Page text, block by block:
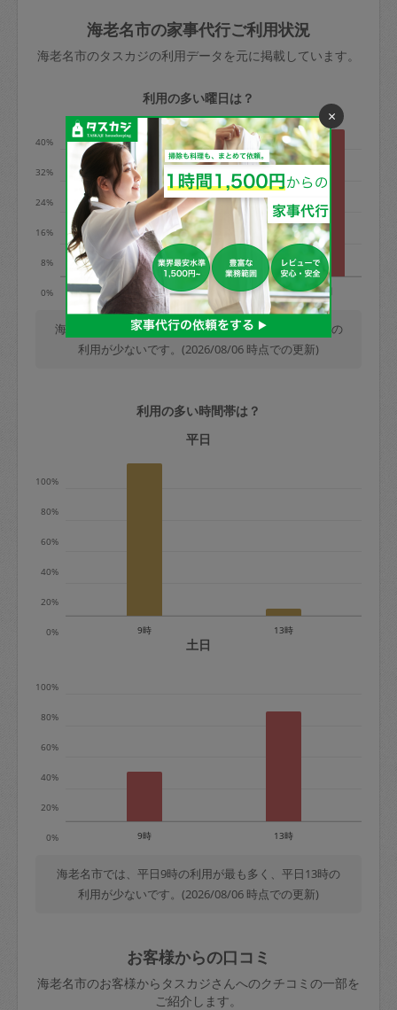
依頼者不在による当日キャンセル＝依頼
金額の100%＋交通費全額
※例：依頼日時／土曜日午前9時開始の場
合、水曜日午前9時以降はキャンセル料が
発生
水曜日9時〜金曜日9時まで＝依頼料金の
50%
金曜日9時～土曜日8時まで＝依頼金額の
100%
土曜日8時〜実施時間＝依頼金額の100%
＋交通費全額
依頼者不在による当日キャンセル＝依頼
金額の100%＋交通費全額
定期契約をキャンセルする場合、毎週定
期は月2回まで隔週定期は月1回までキャ
ンセル料は発生しません。それ以上はキ
※キャンセル料金の設定について：
相当で料金設定されています。
きた場合は損害保険の対象外となるので
ご注意ください。
玉、など
あわせてこちらも参照ください：初めて
はありますか？
海老名市の家事代行ご利用状況
海老名市のタスカジの利用データを元に掲載しています。
利用の多い曜日は？
0%
8%
16%
24%
32%
40%
火 水 木 金 土 日
海老名市では、毎週日曜日の利用が最も多く、土曜日の
利用が少ないです。(2026/08/06 時点での更新)
利用の多い時間帯は？
平日
0%
20%
40%
60%
80%
100%
9時 13時
土日
0%
20%
40%
60%
80%
100%
9時 13時
海老名市では、平日9時の利用が最も多く、平日13時の
利用が少ないです。(2026/08/06 時点での更新)
お客様からの口コミ
海老名市のお客様からタスカジさんへのクチコミの一部を
ご紹介します。
×